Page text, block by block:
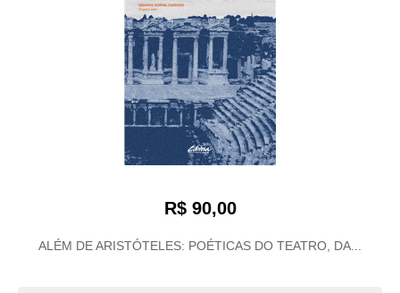
R$ 90,00
ALÉM DE ARISTÓTELES: POÉTICAS DO TEATRO, DA...